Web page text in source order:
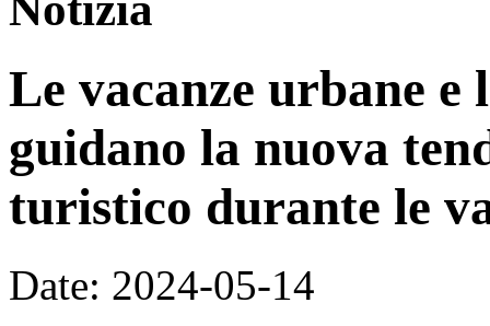
Le vacanze urbane
guidano la nuova
turistico durante le
Date: 2024-05-14